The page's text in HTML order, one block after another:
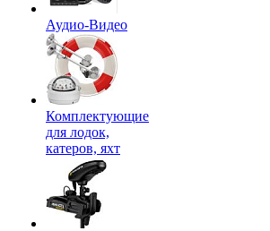
Аудио-Видео
Комплектующие
для лодок,
катеров, яхт